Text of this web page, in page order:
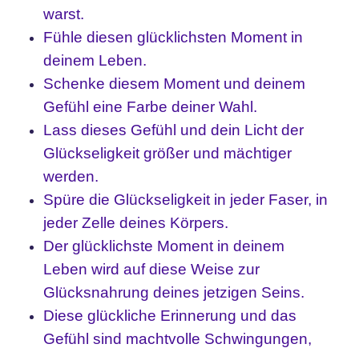
warst.
Fühle diesen glücklichsten Moment in
deinem Leben.
Schenke diesem Moment und deinem
Gefühl eine Farbe deiner Wahl.
Lass dieses Gefühl und dein Licht der
Glückseligkeit größer und mächtiger
werden.
Spüre die Glückseligkeit in jeder Faser, in
jeder Zelle deines Körpers.
Der glücklichste Moment in deinem
Leben wird auf diese Weise zur
Glücksnahrung deines jetzigen Seins.
Diese glückliche Erinnerung und das
Gefühl sind machtvolle Schwingungen,